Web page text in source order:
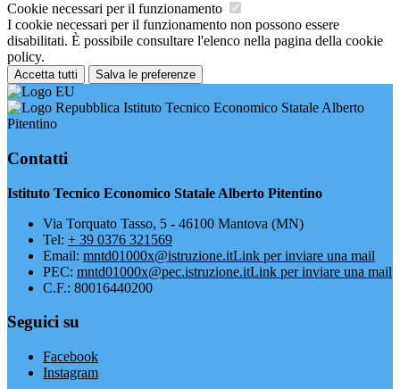
Cookie necessari per il funzionamento
I cookie necessari per il funzionamento non possono essere
disabilitati. È possibile consultare l'elenco nella pagina della cookie
policy.
Accetta tutti Salva le preferenze
Istituto Tecnico Economico Statale Alberto
Pitentino
Contatti
Istituto Tecnico Economico Statale Alberto Pitentino
Via Torquato Tasso, 5 - 46100 Mantova (MN)
Tel: + 39 0376 321569
Email: mntd01000x@istruzione.itLink per inviare una mail
PEC: mntd01000x@pec.istruzione.itLink per inviare una mail
C.F.: 80016440200
Seguici su
Facebook
Instagram